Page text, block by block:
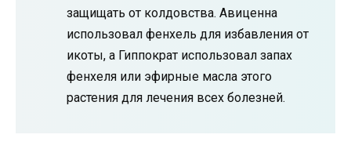
защищать от колдовства. Авиценна
использовал фенхель для избавления от
икоты, а Гиппократ использовал запах
фенхеля или эфирные масла этого
растения для лечения всех болезней.